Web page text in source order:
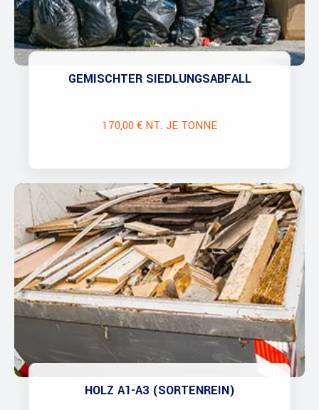
GEMISCHTER SIEDLUNGSABFALL
170,00 € NT. JE TONNE
HOLZ A1-A3 (SORTENREIN)